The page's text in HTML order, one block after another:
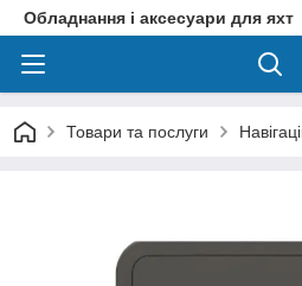
Обладнання і аксесуари для яхт
Товари та послуги